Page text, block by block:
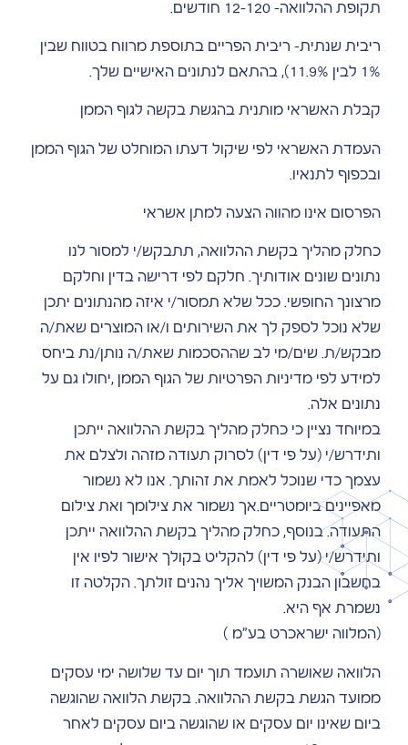
תקופת ההלוואה- 12-120 חודשים.
ריבית שנתית- ריבית הפריים בתוספת מרווח בטווח שבין
1% לבין 11.9%), בהתאם לנתונים האישיים שלך.
קבלת האשראי מותנית בהגשת בקשה לגוף הממן
העמדת האשראי לפי שיקול דעתו המוחלט של הגוף הממן
ובכפוף לתנאיו.
הפרסום אינו מהווה הצעה למתן אשראי
כחלק מהליך בקשת ההלוואה, תתבקש/י למסור לנו
נתונים שונים אודותיך. חלקם לפי דרישה בדין וחלקם
מרצונך החופשי. ככל שלא תמסור/י איזה מהנתונים יתכן
שלא נוכל לספק לך את השירותים ו/או המוצרים שאת/ה
מבקש/ת. שים/מי לב שההסכמות שאת/ה נותן/נת ביחס
למידע לפי מדיניות הפרטיות של הגוף הממן ,יחולו גם על
נתונים אלה.
במיוחד נציין כי כחלק מהליך בקשת ההלוואה ייתכן
ותידרש/י (על פי דין) לסרוק תעודה מזהה ולצלם את
עצמך כדי שנוכל לאמת את זהותך. אנו לא נשמור
מאפיינים ביומטריים.אך נשמור את צילומך ואת צילום
התעודה. בנוסף, כחלק מהליך בקשת ההלוואה ייתכן
ותידרש/י (על פי דין) להקליט בקולך אישור לפיו אין
בחשבון הבנק המשויך אליך נהנים זולתך. הקלטה זו
נשמרת אף היא.
(המלווה ישראכרט בע"מ )
הלוואה שאושרה תועמד תוך יום עד שלושה ימי עסקים
ממועד הגשת בקשת ההלוואה. בקשת הלוואה שהוגשה
ביום שאינו יום עסקים או שהוגשה ביום עסקים לאחר